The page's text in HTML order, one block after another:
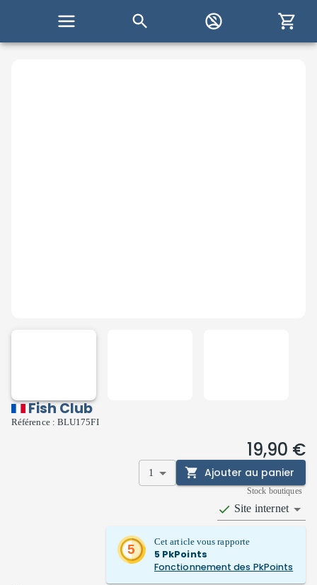
Fish Club
Référence : BLU175FI
19,90 €
1 Ajouter au panier
Stock boutiques
Site internet
5 Cet article vous rapporte
5 PkPoints
Fonctionnement des PkPoints